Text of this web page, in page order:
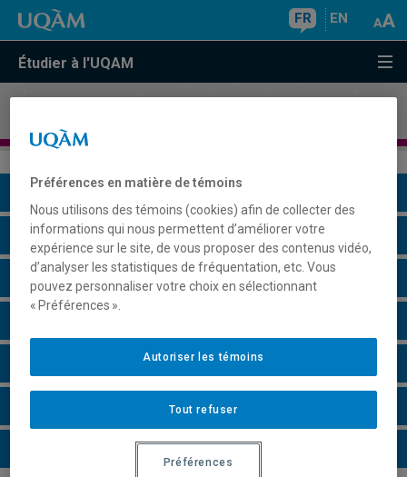
FR EN
Étudier à l'UQAM
Présentation du programme
Conditions d'admission
Cours à suivre et horaires
Remarques et règlements
Faire une demande d'admission
Plus d'information
Préférences en matière de témoins
Nous utilisons des témoins (cookies) afin de collecter des
informations qui nous permettent d’améliorer votre
expérience sur le site, de vous proposer des contenus vidéo,
d’analyser les statistiques de fréquentation, etc. Vous
pouvez personnaliser votre choix en sélectionnant
« Préférences ».
Tout refuser
Autoriser les témoins
Préférences